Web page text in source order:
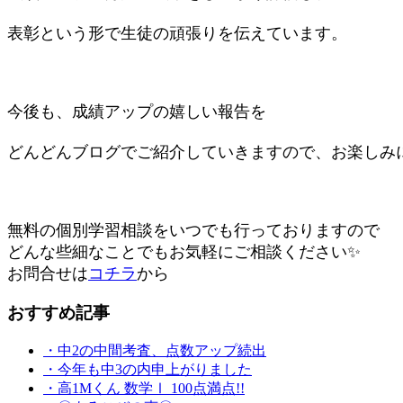
表彰という形で生徒の頑張りを伝えています。
今後も、成績アップの嬉しい報告を
どんどんブログでご紹介していきますので、お楽しみ
無料の個別学習相談をいつでも行っておりますので
どんな些細なことでもお気軽にご相談ください✨
お問合せはコチラから
おすすめ記事
・中2の中間考査、点数アップ続出
・今年も中3の内申上がりました
・高1Mくん 数学Ⅰ 100点満点!!